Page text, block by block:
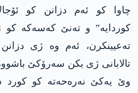
چاوا کو ئەم دزانن کو
کوردایە” و تەنێ کەسەکە کو
تەعیینکرن، ئەم وە ژی
تالابانی ژی بکن سەرۆکێ
وێ یەکێ نەرەحەتە کو